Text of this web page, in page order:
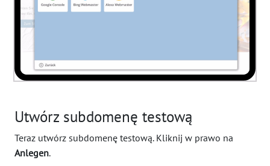
Utwórz subdomenę testową
Teraz utwórz subdomenę testową. Kliknij w prawo na
Anlegen.